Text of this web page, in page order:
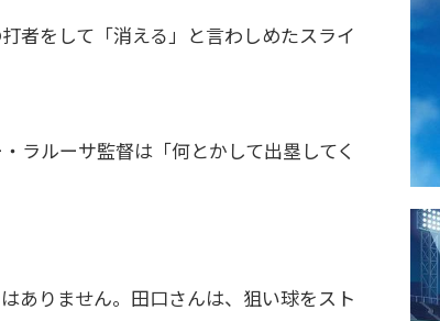
者をして「消える」と言わしめたスライ
ラルーサ監督は「何とかして出塁してく
ありません。田口さんは、狙い球をスト